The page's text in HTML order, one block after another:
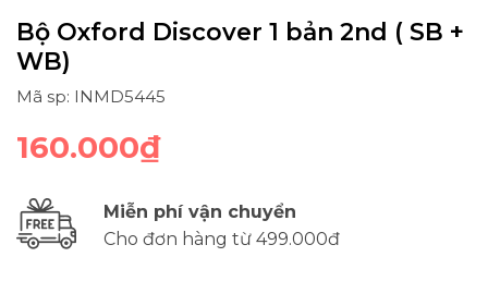
Bộ Oxford Discover 1 bản 2nd ( SB +
WB)
Mã sp: INMD5445
160.000₫
Miễn phí vận chuyển
Cho đơn hàng từ 499.000đ